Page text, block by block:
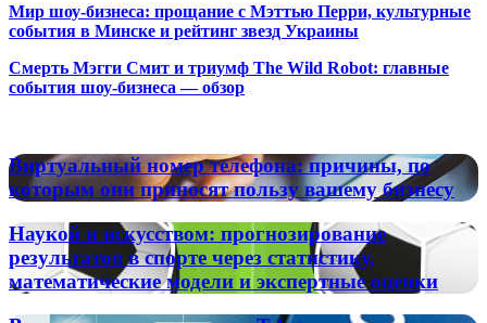
Мир шоу-бизнеса: прощание с Мэттью Перри, культурные
события в Минске и рейтинг звезд Украины
Смерть Мэгги Смит и триумф The Wild Robot: главные
события шоу-бизнеса — обзор
Виртуальный
номер
телефона:
причины,
по
которым
они
приносят
пользу
Виртуальный номер телефона: причины, по
которым они приносят пользу вашему бизнесу
Наукой
искусством:
прогнозирование
Наукой и искусством: прогнозирование
результатов в спорте через статистику,
математические модели и экспертные оценки